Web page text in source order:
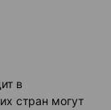
в
стран могут